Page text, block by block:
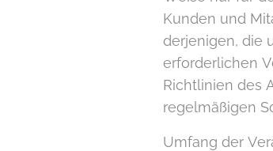
Kunden und
derjenigen, die
erforderlichen
Richtlinien des
regelmäßigen
Umfang der